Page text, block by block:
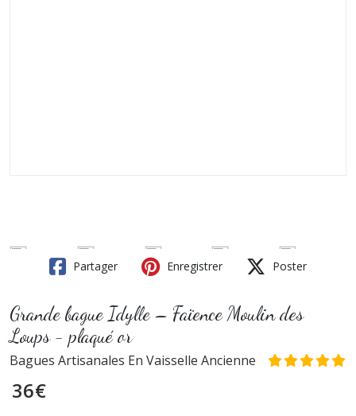
Partager Enregistrer Poster
Grande bague Idylle – Faïence Moulin des
Loups - plaqué or
Bagues Artisanales En Vaisselle Ancienne
36€